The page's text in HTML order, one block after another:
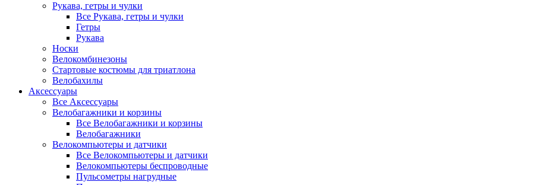
Рукава, гетры и чулки
Все Рукава, гетры и чулки
Гетры
Рукава
Носки
Велокомбинезоны
Стартовые костюмы для триатлона
Велобахилы
Аксессуары
Все Аксессуары
Велобагажники и корзины
Все Велобагажники и корзины
Велобагажники
Велокомпьютеры и датчики
Все Велокомпьютеры и датчики
Велокомпьютеры беспроводные
Пульсометры нагрудные